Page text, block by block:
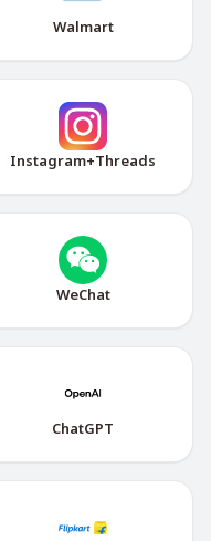
Walmart
Instagram+Threads
WeChat
ChatGPT